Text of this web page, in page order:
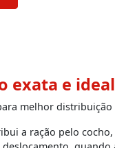
exata e
melhor distribuição
a ração pelo